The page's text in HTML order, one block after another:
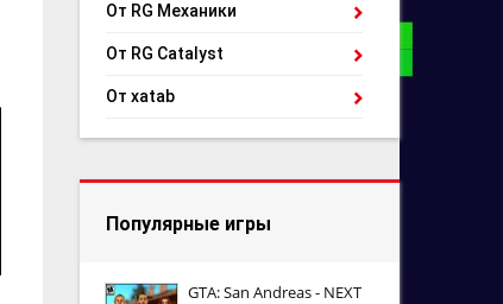
От RG Механики
От RG Catalyst
От xatab
Популярные игры
GTA: San Andreas - NEXT